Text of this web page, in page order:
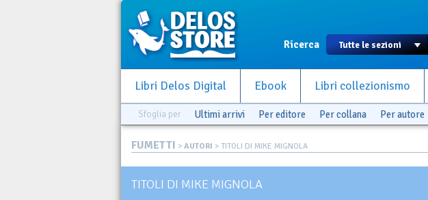
Ricerca
Libri Delos Digital Ebook Libri collezionismo
Sfoglia per Ultimi arrivi Per editore Per collana Per autore
FUMETTI > AUTORI > TITOLI DI MIKE MIGNOLA
TITOLI DI MIKE MIGNOLA